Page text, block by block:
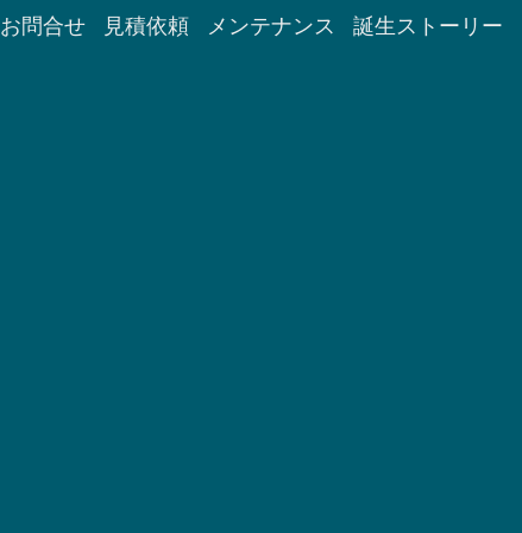
お問合せ 見積依頼 メンテナンス 誕生ストーリー